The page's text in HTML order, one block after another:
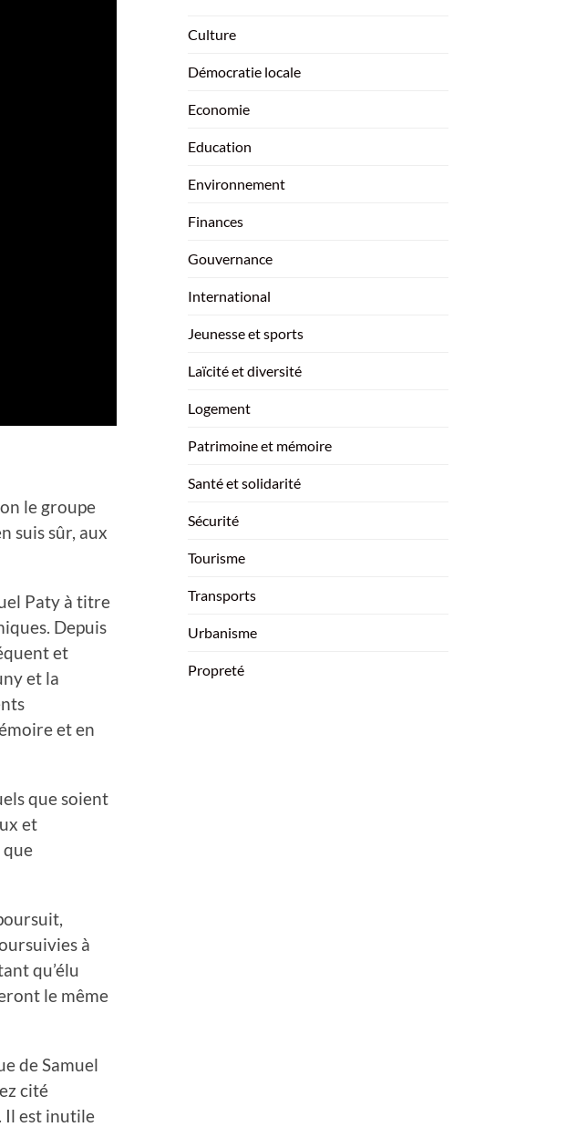
le groupe
suis sûr, aux
Paty à titre
Depuis
et
et la
et en
que soient
et
que
à
qu’élu
le même
de Samuel
cité
Il est inutile
Culture
Démocratie locale
Economie
Education
Environnement
Finances
Gouvernance
International
Jeunesse et sports
Laïcité et diversité
Logement
Patrimoine et mémoire
Santé et solidarité
Sécurité
Tourisme
Transports
Urbanisme
Propreté